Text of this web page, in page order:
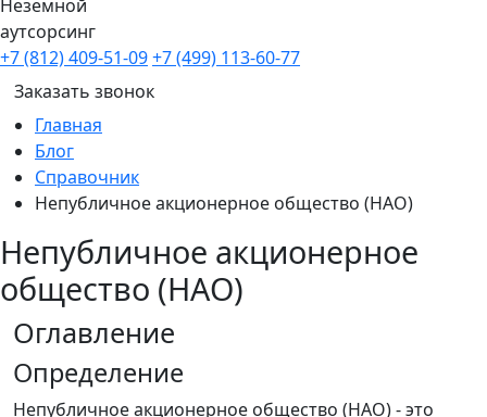
Неземной
аутсорсинг
+7 (812) 409-51-09+7 (499) 113-60-77
Заказать звонок
Главная
Блог
Справочник
Непубличное акционерное общество (НАО)
Непубличное акционерное
общество (НАО)
Оглавление
Определение
Непубличное акционерное общество (НАО) - это